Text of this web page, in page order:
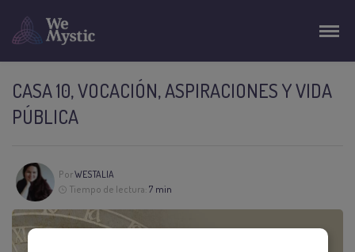
CASA 10, VOCACIÓN, ASPIRACIONES Y VIDA
PÚBLICA
PorWESTALIA
Tiempo de lectura: 7 min